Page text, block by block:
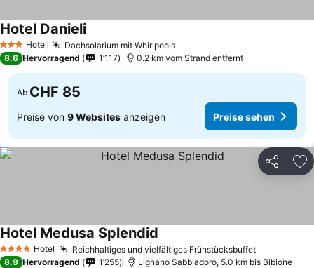
3 SterneHotel Dachsolarium mit Whirlpools
Hotel Danieli
8.6 Hervorragend 1’117 0.2 km vom Strand entfernt
Ab CHF 85
Preise von 9 Websites anzeigen Preise sehen
Teilen
4 Sterne Hotel Reichhaltiges und vielfältiges Frühstücksbuffet
Hotel Medusa Splendid
8.9 Hervorragend 1’255 Lignano Sabbiadoro, 5.0 km bis Bibione